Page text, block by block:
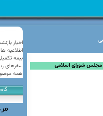
اجتماعی
مجلس شورای اسلامی
اخبار
اطلاعیه ها
بیمه
سفرهای
همه